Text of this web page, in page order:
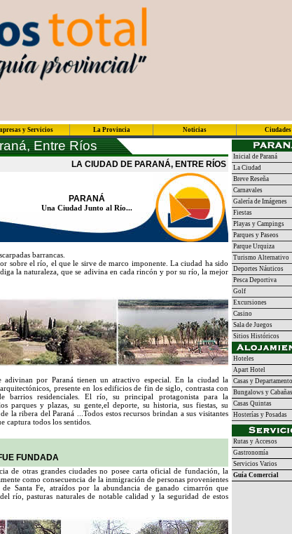
y Servicios La Provincia Noticias Ciudades
Entre Ríos
LA CIUDAD DE PARANÁ, ENTRE RÍOS
PARANÁ
Una Ciudad Junto al Río...
barrancas.
sobre el río, el que le sirve de marco imponente. La ciudad ha sido
la naturaleza, que se adivina en cada rincón y por su río, la mejor
adivinan por Paraná tienen un atractivo especial. En la ciudad la
presente en los edificios de fin de siglo, contrasta con
barrios residenciales. El río, su principal protagonista para la
parques y plazas, su gente,el deporte, su historia, sus fiestas, su
la ribera del Paraná ...Todos estos recursos brindan a sus visitantes
captura todos los sentidos.
FUNDADA
de otras grandes ciudades no posee carta oficial de fundación, la
como consecuencia de la inmigración de personas provenientes
Santa Fe, atraídos por la abundancia de ganado cimarrón que
río, pasturas naturales de notable calidad y la seguridad de estos
Inicial de Paraná
La Ciudad
Breve Reseña
Carnavales
Galería de Imágenes
Fiestas
Playas y Campings
Parques y Paseos
Parque Urquiza
Turismo Alternativo
Deportes Náuticos
Pesca Deportiva
Golf
Excursiones
Casino
Sala de Juegos
Sitios Históricos
Hoteles
Apart Hotel
Casas y
Bungalows y Cabañas
Casas Quintas
Hosterías y Posadas
Rutas y Accesos
Gastronomía
Servicios Varios
Guía Comercial